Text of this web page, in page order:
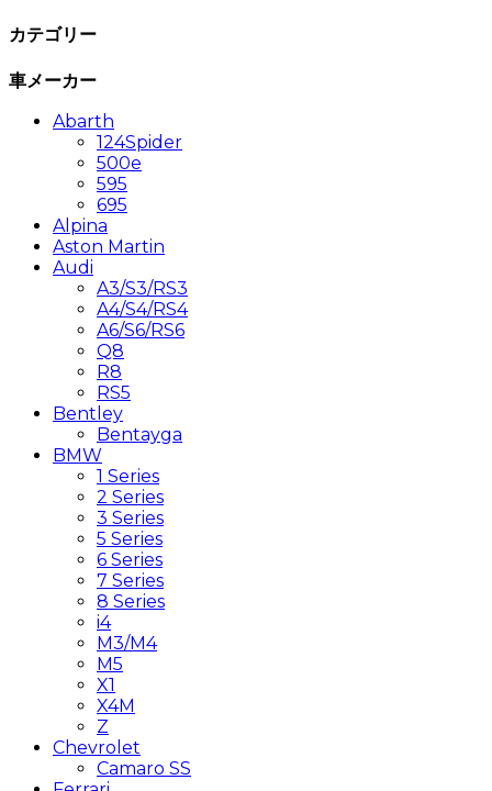
カテゴリー
車メーカー
Abarth
124Spider
500e
595
695
Alpina
Aston Martin
Audi
A3/S3/RS3
A4/S4/RS4
A6/S6/RS6
Q8
R8
RS5
Bentley
Bentayga
BMW
1 Series
2 Series
3 Series
5 Series
6 Series
7 Series
8 Series
i4
M3/M4
M5
X1
X4M
Z
Chevrolet
Camaro SS